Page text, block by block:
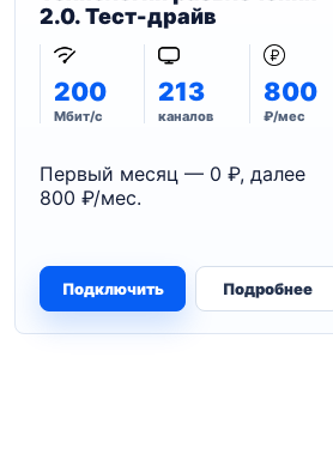
2.0. Тест-драйв
200
Мбит/с
213
каналов
800
₽/мес
Первый месяц — 0 ₽, далее
800 ₽/мес.
Подключить Подробнее